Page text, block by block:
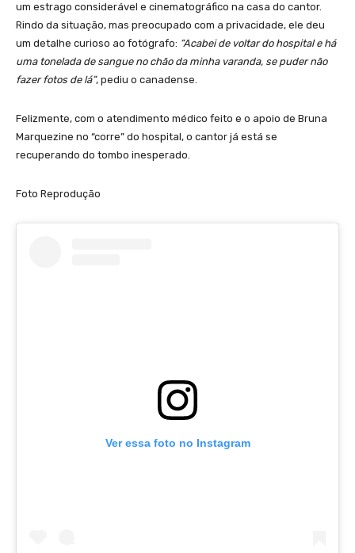
um estrago considerável e cinematográfico na casa do cantor.
Rindo da situação, mas preocupado com a privacidade, ele deu
um detalhe curioso ao fotógrafo: “Acabei de voltar do hospital e há
uma tonelada de sangue no chão da minha varanda, se puder não
fazer fotos de lá”, pediu o canadense.
Felizmente, com o atendimento médico feito e o apoio de Bruna
Marquezine no “corre” do hospital, o cantor já está se
recuperando do tombo inesperado.
Foto Reprodução
Ver essa foto no Instagram